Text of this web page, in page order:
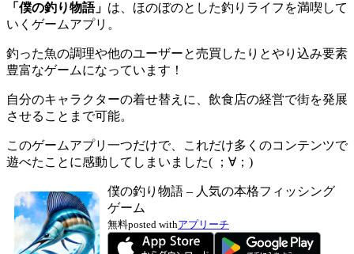
「僕の釣り物語」 は、ほのぼのとした釣りライフを満喫して
いくゲームアプリ。
釣った魚の調理や他のユーザーと売買したりとやり込み要素
豊富なゲームになっています！
自分のキャラクターの着せ替えに、飲食店の経営で街を発展
させることまで可能。
このゲームアプリ一つだけで、これだけ多くのコンテンツで
遊べたことに感動してしまいました( ；∀；)
僕の釣り物語 – 人気の本格フィッシング
ゲーム
無料posted withアプリーチ